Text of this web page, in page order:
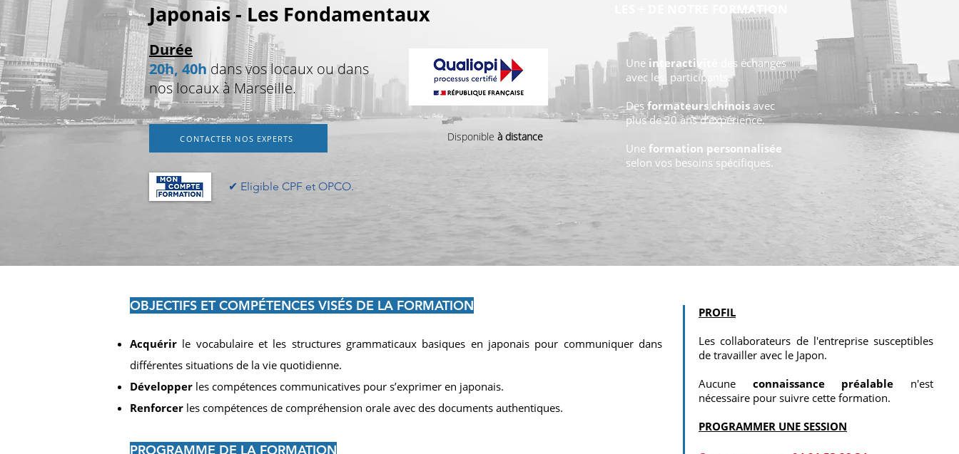
Japonais - Les Fondamentaux
Durée
20h, 40h dans vos locaux ou dans
nos locaux à Marseille.
CONTACTER NOS EXPERTS Disponible à distance
✔︎ Eligible CPF et OPCO.
LES + DE NOTRE FORMATION
Une interactivité
des échanges
avec les participants.
Des formateurs chinois avec
plus de 20 ans d’expérience.
Une formation personnalisée
selon vos besoins spécifiques.
OBJECTIFS ET COMPÉTENCES VISÉS DE LA FORMATION
Acquérir le vocabulaire et les structures grammaticaux basiques en japonais pour communiquer dans
différentes situations de la vie quotidienne.
Développer les compétences communicatives pour s’exprimer en japonais.
Renforcer les compétences de compréhension orale avec des documents authentiques.
PROGRAMME DE LA FORMATION
PROFIL
Les collaborateurs de l'entreprise susceptibles
de travailler avec le Japon.
Aucune connaissance préalable
n'est
nécessaire pour suivre cette formation.
PROGRAMMER UNE SESSION